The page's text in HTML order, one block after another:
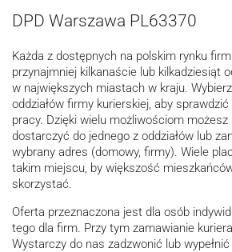
DPD Warszawa PL63370
Każda z dostępnych na polskim rynku
przynajmniej kilkanaście lub kilkadziesiąt
w największych miastach w kraju.
oddziałów firmy kurierskiej, aby
pracy. Dzięki wielu możliwościom możesz
dostarczyć do jednego z oddziałów lub
wybrany adres (domowy, firmy). Wiele
takim miejscu, by większość
skorzystać.
Oferta przeznaczona jest dla osób
tego dla firm. Przy tym zamawianie
Wystarczy do nas zadzwonić lub